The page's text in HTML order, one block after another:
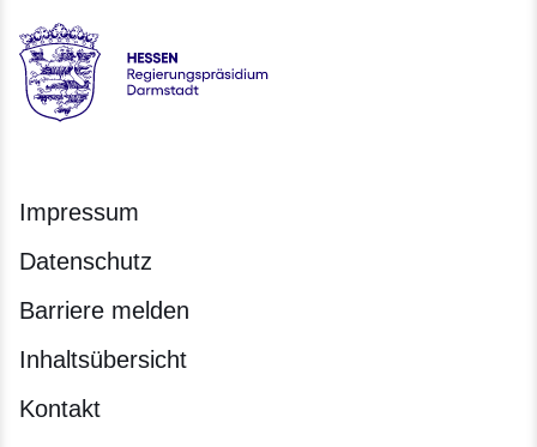
Hessen - Regierungspräsidium Darmstadt
Impressum
Datenschutz
Barriere melden
Inhaltsübersicht
Kontakt